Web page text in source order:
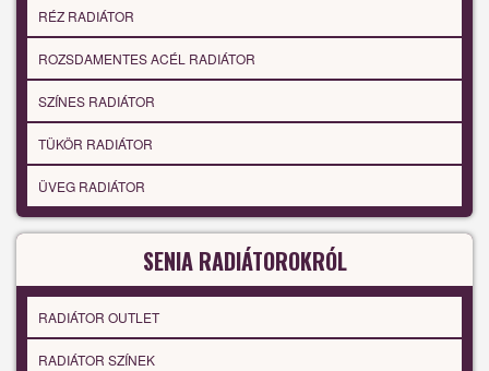
RÉZ RADIÁTOR
ROZSDAMENTES ACÉL RADIÁTOR
SZÍNES RADIÁTOR
TÜKÖR RADIÁTOR
ÜVEG RADIÁTOR
SENIA RADIÁTOROKRÓL
RADIÁTOR OUTLET
RADIÁTOR SZÍNEK